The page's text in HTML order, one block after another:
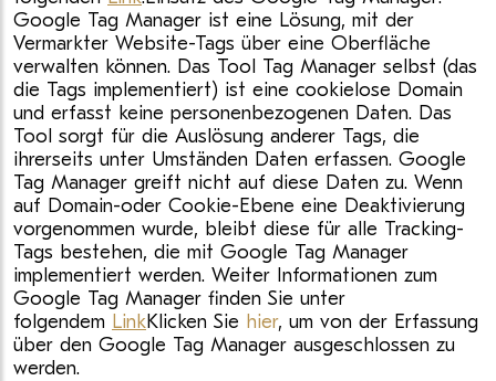
Google Tag Manager ist eine Lösung, mit der
Vermarkter Website-Tags über eine Oberfläche
verwalten können. Das Tool Tag Manager selbst (das
die Tags implementiert) ist eine cookielose Domain
und erfasst keine personenbezogenen Daten. Das
Tool sorgt für die Auslösung anderer Tags, die
ihrerseits unter Umständen Daten erfassen. Google
Tag Manager greift nicht auf diese Daten zu. Wenn
auf Domain-oder Cookie-Ebene eine Deaktivierung
vorgenommen wurde, bleibt diese für alle Tracking-
Tags bestehen, die mit Google Tag Manager
implementiert werden. Weiter Informationen zum
Google Tag Manager finden Sie unter
folgendem LinkKlicken Sie hier, um von der Erfassung
über den Google Tag Manager ausgeschlossen zu
werden.